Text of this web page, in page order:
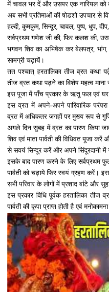
में चावल भर दें और उसपर एक नारियल
अब सभी प्रतिमाओं की षोडशो उपचार से
हल्दी, कुमकुम, सिन्दूर, चावल, पुष्प, धुप,
सर्वप्रथम गणेश जी की, फिर कलश की,
भगवन शिव का अभिषेक कर बेलपत्र, भांग,
सामग्री चढ़ायें।
तत पश्चात् हरतालिका तीज व्रत कथा
तीज व्रत कथा पढ़ने का विशेष महत्व माना
इस पूजा में पाँच प्रकार के ऋतू फल एवं घर
इस व्रत में अपने-अपने पारिवारिक
व्रत में अधिकतर जगहों पर मुख्य रूप से
अगले दिन सुबह में व्रत का पारण किया
शिव एवं माता पार्वती की विधिवत पूजा करें
से सवयं सिन्दूर करें और अपने सिंदूरदानी
इसके बाद पारण करने के लिए सर्वप्रथम
पार्वती को चढ़ाये फिर स्वयं ग्रहण करें।
सभी परिवार के लोगों में प्रशाद बांटे और
इस प्रकार विधि पूर्वक हरतालिका तीज
पार्वती की कृपा प्राप्त होती है एवं